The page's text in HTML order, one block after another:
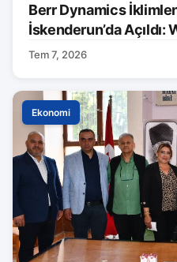
Berr Dynamics
İskenderun’da Açıldı:
Markası Tanıtıldı
Tem 7, 2026
Ekonomi